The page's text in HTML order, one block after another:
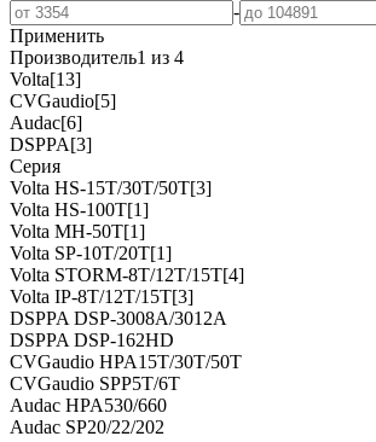
-
Применить
Производитель1 из 4
Volta[13]
CVGaudio[5]
Audac[6]
DSPPA[3]
Серия
Volta HS-15T/30T/50T[3]
Volta HS-100T[1]
Volta MH-50T[1]
Volta SP-10T/20T[1]
Volta STORM-8T/12T/15T[4]
Volta IP-8T/12T/15T[3]
DSPPA DSP-3008A/3012A
DSPPA DSP-162HD
CVGaudio HPA15T/30T/50T
CVGaudio SPP5T/6T
Audac HPA530/660
Audac SP20/22/202